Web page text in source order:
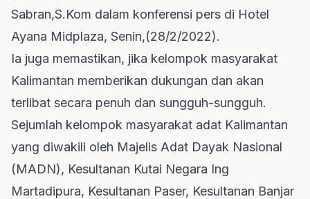
Sabran,S.Kom dalam konferensi pers di Hotel
Ayana Midplaza, Senin,(28/2/2022).
Ia juga memastikan, jika kelompok masyarakat
Kalimantan memberikan dukungan dan akan
terlibat secara penuh dan sungguh-sungguh.
Sejumlah kelompok masyarakat adat Kalimantan
yang diwakili oleh Majelis Adat Dayak Nasional
(MADN), Kesultanan Kutai Negara Ing
Martadipura, Kesultanan Paser, Kesultanan Banjar